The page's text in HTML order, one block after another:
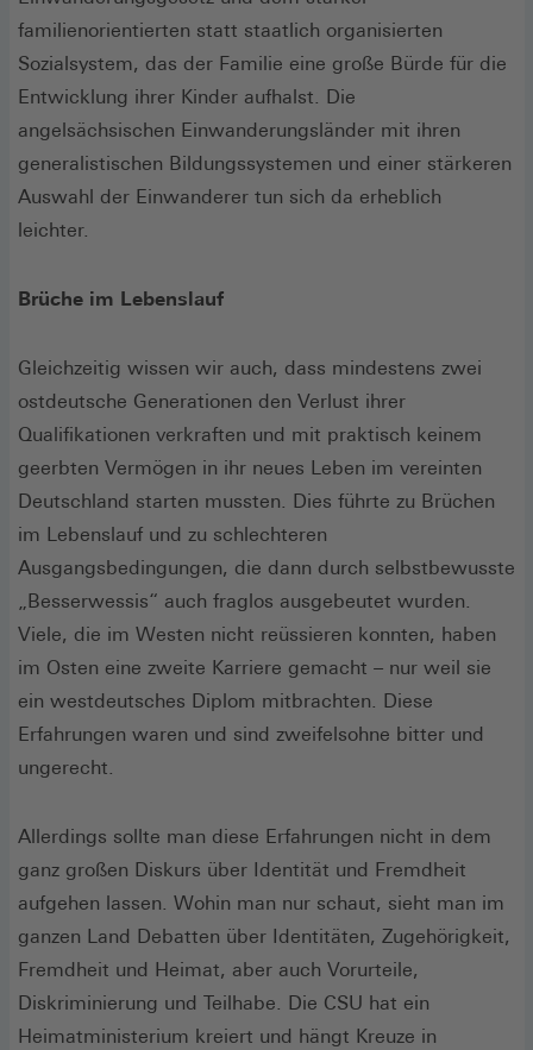
familienorientierten statt staatlich organisierten
Sozialsystem, das der Familie eine große Bürde für die
Entwicklung ihrer Kinder aufhalst. Die
angelsächsischen Einwanderungsländer mit ihren
generalistischen Bildungssystemen und einer stärkeren
Auswahl der Einwanderer tun sich da erheblich
leichter.
Brüche im Lebenslauf
Gleichzeitig wissen wir auch, dass mindestens zwei
ostdeutsche Generationen den Verlust ihrer
Qualifikationen verkraften und mit praktisch keinem
geerbten Vermögen in ihr neues Leben im vereinten
Deutschland starten mussten. Dies führte zu Brüchen
im Lebenslauf und zu schlechteren
Ausgangsbedingungen, die dann durch selbstbewusste
„Besserwessis“ auch fraglos ausgebeutet wurden.
Viele, die im Westen nicht reüssieren konnten, haben
im Osten eine zweite Karriere gemacht – nur weil sie
ein westdeutsches Diplom mitbrachten. Diese
Erfahrungen waren und sind zweifelsohne bitter und
ungerecht.
Allerdings sollte man diese Erfahrungen nicht in dem
ganz großen Diskurs über Identität und Fremdheit
aufgehen lassen. Wohin man nur schaut, sieht man im
ganzen Land Debatten über Identitäten, Zugehörigkeit,
Fremdheit und Heimat, aber auch Vorurteile,
Diskriminierung und Teilhabe. Die CSU hat ein
Heimatministerium kreiert und hängt Kreuze in